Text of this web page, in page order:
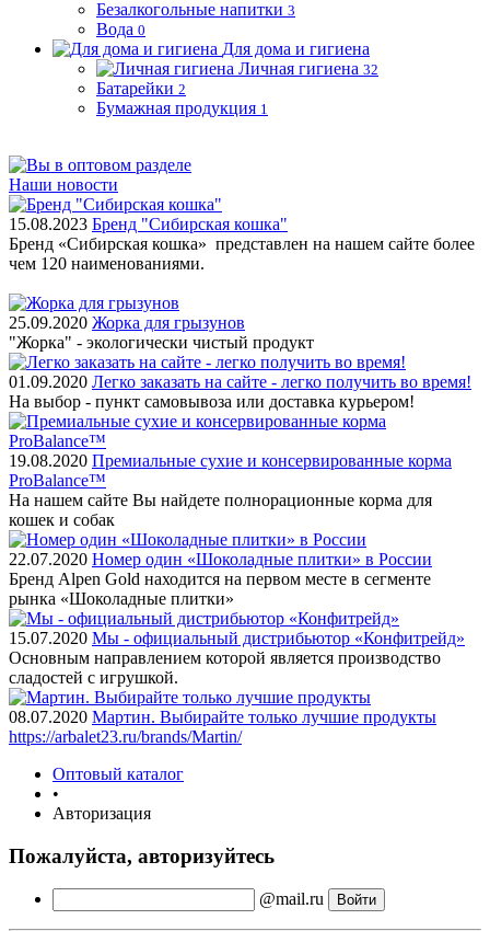
Безалкогольные напитки 3
Вода 0
Для дома и гигиена
Личная гигиена 32
Батарейки 2
Бумажная продукция 1
Наши новости
15.08.2023 Бренд "Сибирская кошка"
Бренд «Сибирская кошка» представлен на нашем сайте более
чем 120 наименованиями.
25.09.2020 Жорка для грызунов
"Жорка" - экологически чистый продукт
01.09.2020 Легко заказать на сайте - легко получить во время!
На выбор - пункт самовывоза или доставка курьером!
19.08.2020 Премиальные сухие и консервированные корма
ProBalance™
На нашем сайте Вы найдете полнорационные корма для
кошек и собак
22.07.2020 Номер один «Шоколадные плитки» в России
Бренд Alpen Gold находится на первом месте в сегменте
рынка «Шоколадные плитки»
15.07.2020 Мы - официальный дистрибьютор «Конфитрейд»
Основным направлением которой является производство
сладостей с игрушкой.
08.07.2020 Мартин. Выбирайте только лучшие продукты
https://arbalet23.ru/brands/Martin/
Оптовый каталог
•
Авторизация
Пожалуйста, авторизуйтесь
@mail.ru